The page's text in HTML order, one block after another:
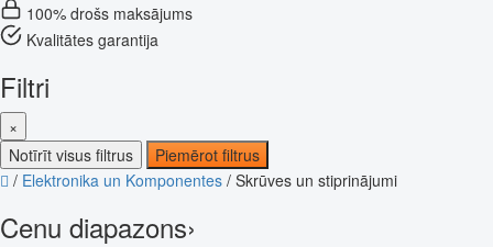
100% drošs maksājums
Kvalitātes garantija
Filtri
×
Notīrīt visus filtrus
Piemērot filtrus
/ Elektronika un Komponentes / Skrūves un stiprinājumi
Cenu diapazons›